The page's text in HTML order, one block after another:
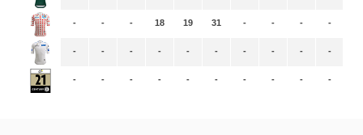
-
-
-
-
-
-
-
-
-
18
-
-
19
-
-
31
-
-
-
-
-
-
-
-
-
-
-
-
-
-